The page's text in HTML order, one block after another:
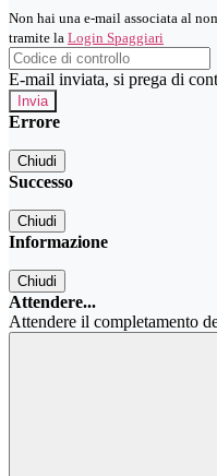
Non hai una e-mail associata al
tramite la Login Spaggiari
E-mail inviata, si prega di
Errore
Chiudi
Successo
Chiudi
Informazione
Chiudi
Attendere...
Attendere il completamento